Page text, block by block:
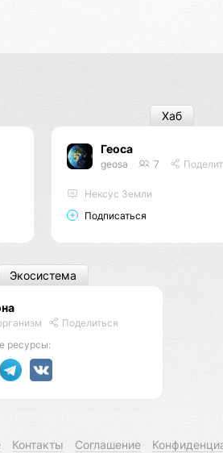
Геоса
geosa 7
Нексус Земли
Подписаться
Хаб
Поделиться
ресурсы:
Экосистема
Контакты Соглашение